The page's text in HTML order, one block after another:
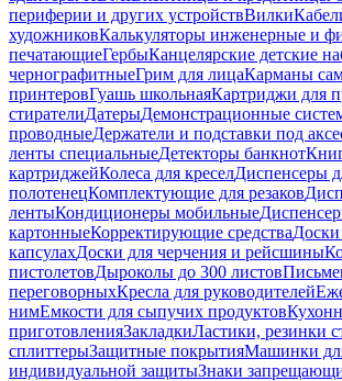
периферии и других устройствВилки
художниковКалькуляторы инженерные и
печатающиеГербыКанцелярские детские
чернографитныеГрим для лицаКарманы
принтеровГуашь школьнаяКартриджи для
стирателиДатерыДемонстрационные
проводныеДержатели и подставки под
ленты специальныеДетекторы банкнот
картриджейКолеса для креселДиспенсеры
полотенецКомплектующие для резаков
лентыКондиционеры мобильные
картонныеКорректирующие средства
капсулахДоски для черчения и рейсшины
пистолетовДыроколы до 300 листов
переговорныхКресла для руководителей
нимЕмкости для сыпучих продуктов
приготовленияЗакладкиЛастики, резинки
сплиттерыЗащитные покрытияМашинки
индивидуальной защитыЗнаки